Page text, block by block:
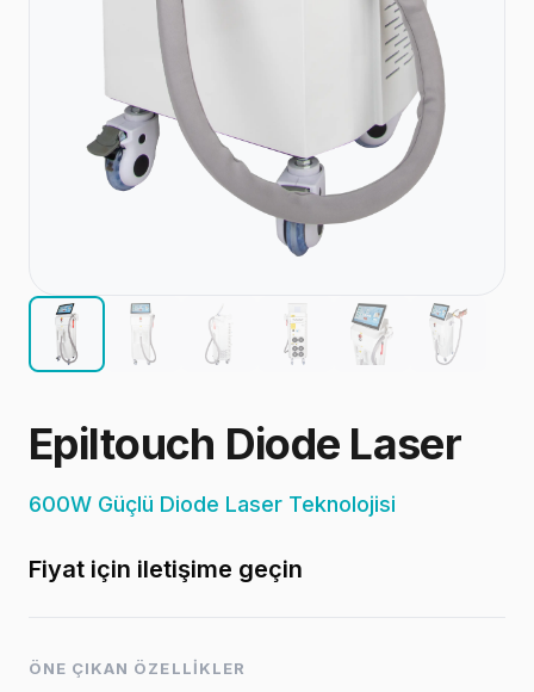
Epiltouch Diode Laser
600W Güçlü Diode Laser Teknolojisi
Fiyat için iletişime geçin
ÖNE ÇIKAN ÖZELLIKLER